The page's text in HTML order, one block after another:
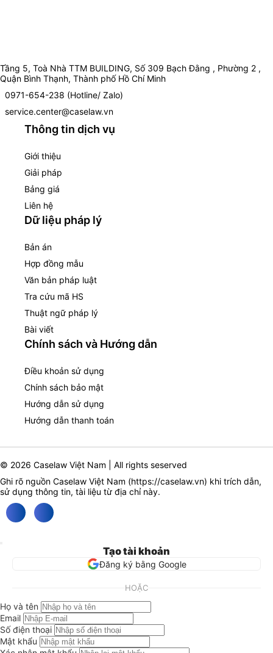
Tầng 5, Toà Nhà TTM BUILDING, Số 309 Bạch Đằng , Phường 2 ,
Quận Bình Thạnh, Thành phố Hồ Chí Minh
0971-654-238 (Hotline/ Zalo)
service.center@caselaw.vn
Thông tin dịch vụ
Giới thiệu
Giải pháp
Bảng giá
Liên hệ
Dữ liệu pháp lý
Bản án
Hợp đồng mẫu
Văn bản pháp luật
Tra cứu mã HS
Thuật ngữ pháp lý
Bài viết
Chính sách và Hướng dẫn
Điều khoản sử dụng
Chính sách bảo mật
Hướng dẫn sử dụng
Hướng dẫn thanh toán
© 2026 Caselaw Việt Nam | All rights seserved
Ghi rõ nguồn Caselaw Việt Nam (https://caselaw.vn) khi trích dẫn,
sử dụng thông tin, tài liệu từ địa chỉ này.
Tạo tài khoản
Đăng ký bằng Google
HOẶC
Họ và tên
Email
Số điện thoại
Mật khẩu